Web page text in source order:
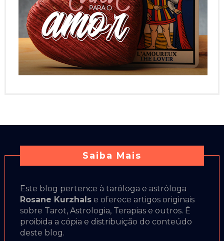
Saiba Mais
Este blog pertence à taróloga e astróloga
Rosane Kurzhalse oferece artigos originais
sobre Tarot, Astrologia, Terapias e outros. É
proibida a cópia e distribuição do conteúdo
deste blog.